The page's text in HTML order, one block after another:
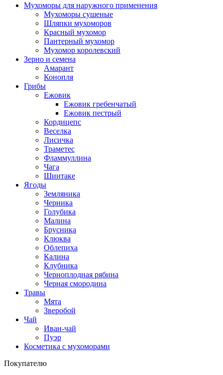
Мухоморы для наружного применения
Мухоморы сушеные
Шляпки мухоморов
Красный мухомор
Пантерный мухомор
Мухомор королевский
Зерно и семена
Амарант
Конопля
Грибы
Ежовик
Ежовик гребенчатый
Ежовик пестрый
Кордицепс
Веселка
Лисичка
Траметес
Фламмуллина
Чага
Шиитаке
Ягоды
Земляника
Черника
Голубика
Малина
Брусника
Клюква
Облепиха
Калина
Клубника
Черноплодная рябина
Черная смородина
Травы
Мята
Зверобой
Чай
Иван-чай
Пуэр
Косметика с мухоморами
Покупателю